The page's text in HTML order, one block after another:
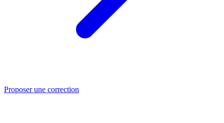
Proposer une correction